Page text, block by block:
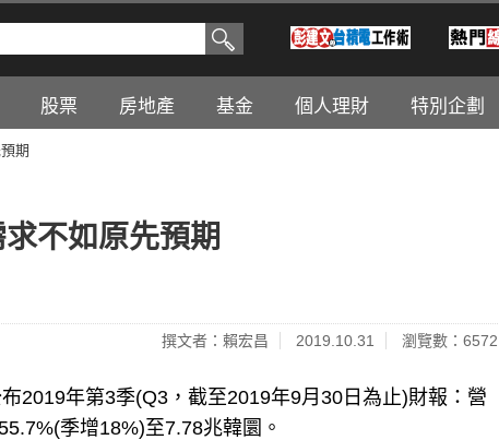
股票 房地產 基金 個人理財 特別企劃
期
不如原先預期
撰文者：賴宏昌 2019.10.31 瀏覽數：6572
2019年第3季(Q3，截至2019年9月30日為止)財報：營
季增18%)至7.78兆韓圜。